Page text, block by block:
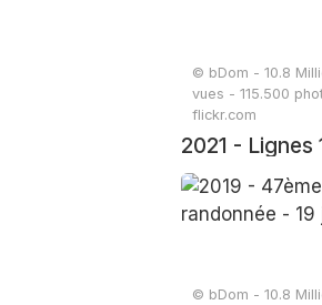
© bDom - 10.8
vues - 115.500
flickr.com
2021 - Lignes
© bDom - 10.8